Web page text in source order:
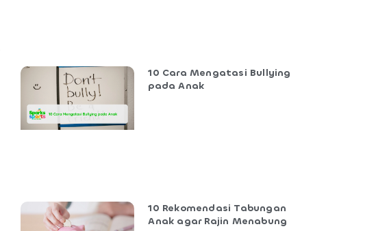
10 Cara Mengatasi Bullying
pada Anak
10 Rekomendasi Tabungan
Anak agar Rajin Menabung